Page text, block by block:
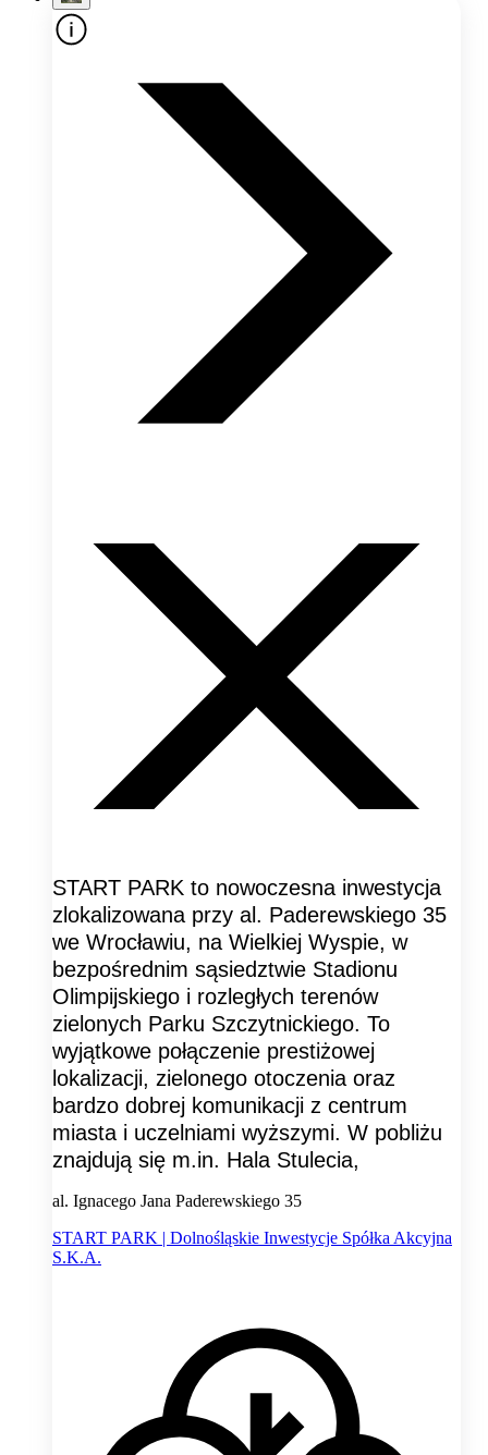
START PARK to nowoczesna inwestycja
zlokalizowana przy al. Paderewskiego 35
we Wrocławiu, na Wielkiej Wyspie, w
bezpośrednim sąsiedztwie Stadionu
Olimpijskiego i rozległych terenów
zielonych Parku Szczytnickiego. To
wyjątkowe połączenie prestiżowej
lokalizacji, zielonego otoczenia oraz
bardzo dobrej komunikacji z centrum
miasta i uczelniami wyższymi. W pobliżu
znajdują się m.in. Hala Stulecia,
al. Ignacego Jana Paderewskiego 35
START PARK | Dolnośląskie Inwestycje Spółka Akcyjna
S.K.A.